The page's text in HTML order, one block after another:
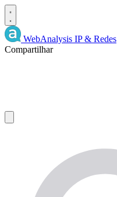
WebAnalysis IP & Redes
Compartilhar